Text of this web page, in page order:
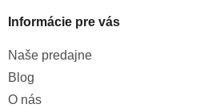
Informácie pre vás
Naše predajne
Blog
O nás